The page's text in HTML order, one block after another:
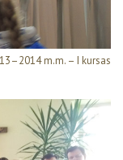
m.m. – I kursas